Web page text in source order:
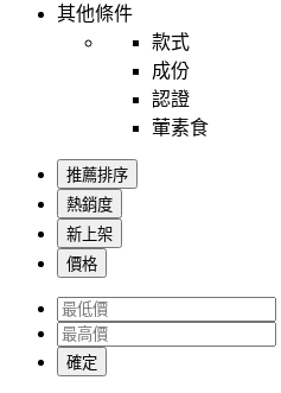
其他條件
款式
成份
認證
葷素食
推薦排序
熱銷度
新上架
價格
確定